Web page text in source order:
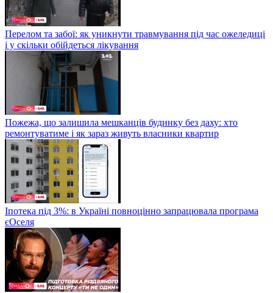
Перелом та забої: як уникнути травмування під час ожеледиці
і у скільки обійдеться лікування
Пожежа, що залишила мешканців будинку без даху: хто
ремонтуватиме і як зараз живуть власники квартир
Іпотека під 3%: в Україні повноцінно запрацювала програма
єОселя